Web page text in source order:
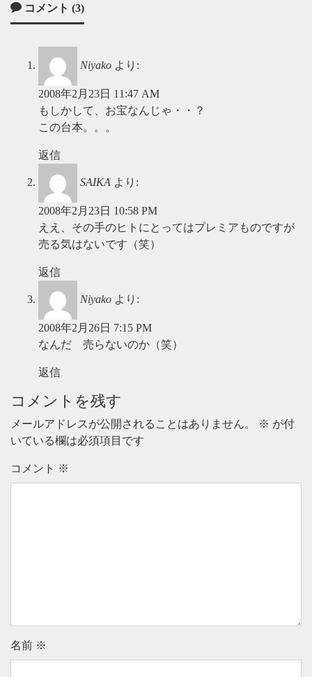
コメント (3)
Niyako より:
2008年2月23日 11:47 AM
もしかして、お宝なんじゃ・・？
この台本。。。
返信
SAIKA より:
2008年2月23日 10:58 PM
ええ、その手のヒトにとってはプレミアものですが
売る気はないです（笑）
返信
Niyako より:
2008年2月26日 7:15 PM
なんだ 売らないのか（笑）
返信
コメントを残す
メールアドレスが公開されることはありません。 ※ が付
いている欄は必須項目です
コメント ※
名前 ※